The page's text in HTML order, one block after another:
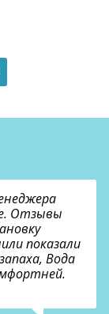
Отзывы
показали
Вода